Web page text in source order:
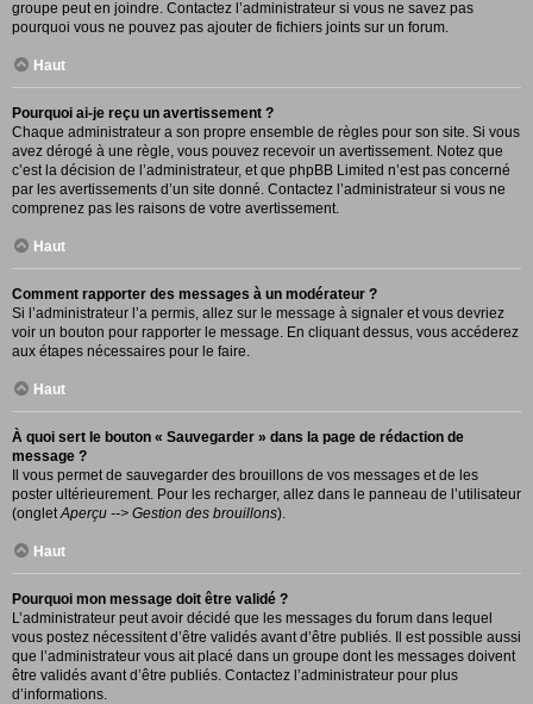
groupe peut en joindre. Contactez l’administrateur si vous ne savez pas
pourquoi vous ne pouvez pas ajouter de fichiers joints sur un forum.
Haut
Pourquoi ai-je reçu un avertissement ?
Chaque administrateur a son propre ensemble de règles pour son site. Si vous
avez dérogé à une règle, vous pouvez recevoir un avertissement. Notez que
c’est la décision de l’administrateur, et que phpBB Limited n’est pas concerné
par les avertissements d’un site donné. Contactez l’administrateur si vous ne
comprenez pas les raisons de votre avertissement.
Haut
Comment rapporter des messages à un modérateur ?
Si l’administrateur l’a permis, allez sur le message à signaler et vous devriez
voir un bouton pour rapporter le message. En cliquant dessus, vous accéderez
aux étapes nécessaires pour le faire.
Haut
À quoi sert le bouton « Sauvegarder » dans la page de rédaction de
message ?
Il vous permet de sauvegarder des brouillons de vos messages et de les
poster ultérieurement. Pour les recharger, allez dans le panneau de l’utilisateur
(onglet Aperçu --> Gestion des brouillons).
Haut
Pourquoi mon message doit être validé ?
L’administrateur peut avoir décidé que les messages du forum dans lequel
vous postez nécessitent d’être validés avant d’être publiés. Il est possible aussi
que l’administrateur vous ait placé dans un groupe dont les messages doivent
être validés avant d’être publiés. Contactez l’administrateur pour plus
d’informations.